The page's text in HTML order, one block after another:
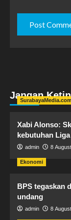
Jangan
Xabi Alonso:
kebutuhan
admin 8
Ekonomi
BPS tegaskan
undang
admin 8